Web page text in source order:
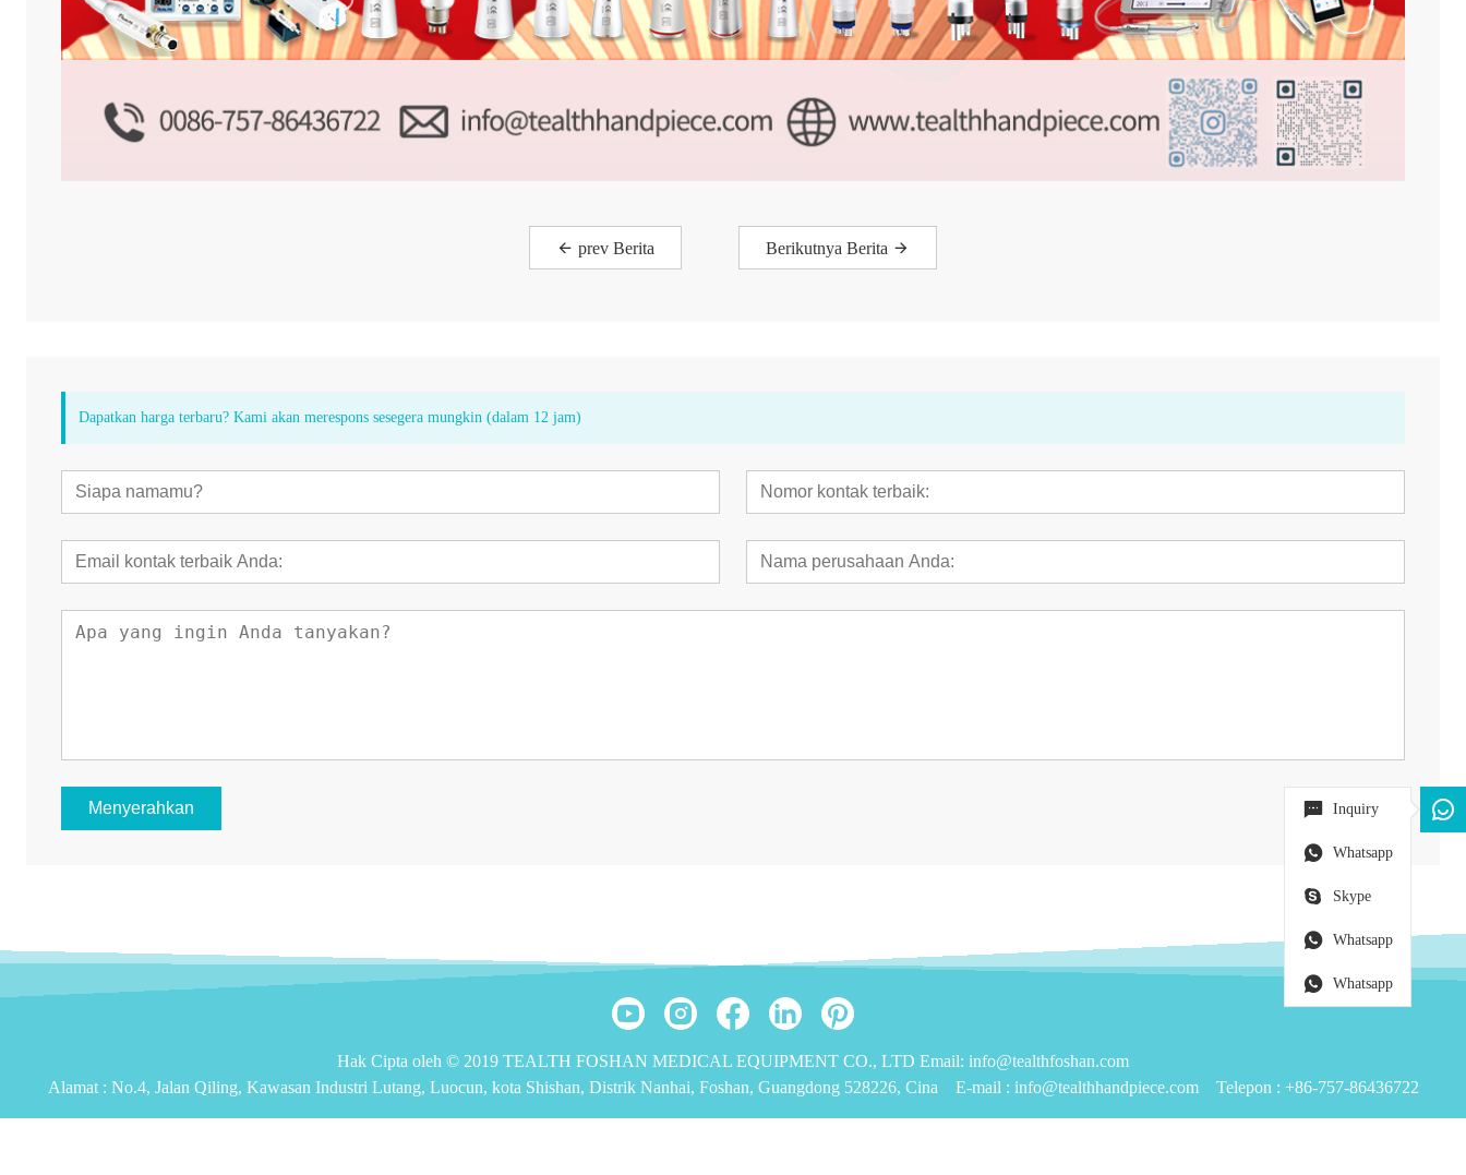
prev Berita Berikutnya Berita
Dapatkan harga terbaru? Kami akan merespons sesegera mungkin (dalam 12 jam)
Menyerahkan
Hak Cipta oleh © 2019 TEALTH FOSHAN MEDICAL EQUIPMENT CO., LTD Email: info@tealthfoshan.com
Alamat : No.4, Jalan Qiling, Kawasan Industri Lutang, Luocun, kota Shishan, Distrik Nanhai, Foshan, Guangdong 528226, Cina E-mail : info@tealthhandpiece.com Telepon : +86-757-86436722
Inquiry
Whatsapp
Skype
Whatsapp
Whatsapp